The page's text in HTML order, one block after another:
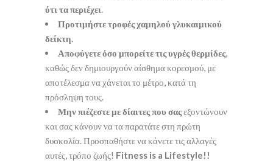
ότι τα περιέχει.
Προτιμήστε τροφές χαμηλού γλυκαιμικού
δείκτη.
Αποφύγετε όσο μπορείτε τις υγρές θερμίδες,
καθώς δεν δημιουργούν αίσθημα κορεσμού, με
αποτέλεσμα να χάνεται το μέτρο, κατά τη
πρόσληψη τους.
Μην πιέζεστε με δίαιτες που σαςεξοντώνουν
και σας κάνουν να τα παρατάτε στη πρώτη
δυσκολία. Προσπαθήστε να κάνετε τις αλλαγές
αυτές, τρόπο ζωής! Fitness is a Lifestyle!!